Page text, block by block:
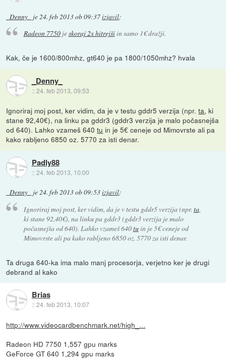
_Denny_ je24. feb 2013 ob 09:37izjavil:
Radeon 7750jeskoraj 2x hitrejšiin samo 1€ dražji.
Kak, če je 1600/800mhz, gt640 je pa 1800/1050mhz? hvala
_Denny_
::24. feb 2013, 09:53
Ignoriraj moj post, ker vidim, da je v testu gddr5 verzija (npr.ta, ki
stane 92,40€), na linku pa gddr3 (gddr3 verzija je malo počasnejša
od 640). Lahko vzameš 640tu in je 5€ ceneje od Mimovrste ali pa
kako rabljeno 6850 oz. 5770 za isti denar.
Padly88
::24. feb 2013, 10:00
_Denny_ je24. feb 2013 ob 09:53izjavil:
Ignoriraj moj post, ker vidim, da je v testu gddr5 verzija (npr. ta,
ki stane 92,40€), na linku pa gddr3 (gddr3 verzija je malo
počasnejša od 640). Lahko vzameš 640tuin je 5€ ceneje od
Mimovrste ali pa kako rabljeno 6850 oz. 5770 za isti denar.
Ta druga 640-ka ima malo manj procesorja, verjetno ker je drugi
debrand al kako
Brias
::24. feb 2013, 10:07
http://www.videocardbenchmark.net/high_...
Radeon HD 7750 1,557 gpu marks
GeForce GT 640 1,294 gpu marks